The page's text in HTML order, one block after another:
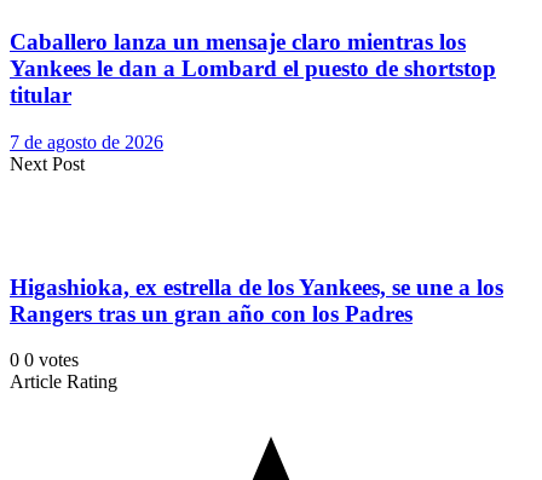
Caballero lanza un mensaje claro mientras los
Yankees le dan a Lombard el puesto de shortstop
titular
7 de agosto de 2026
Next Post
Higashioka, ex estrella de los Yankees, se une a los
Rangers tras un gran año con los Padres
0 0 votes
Article Rating